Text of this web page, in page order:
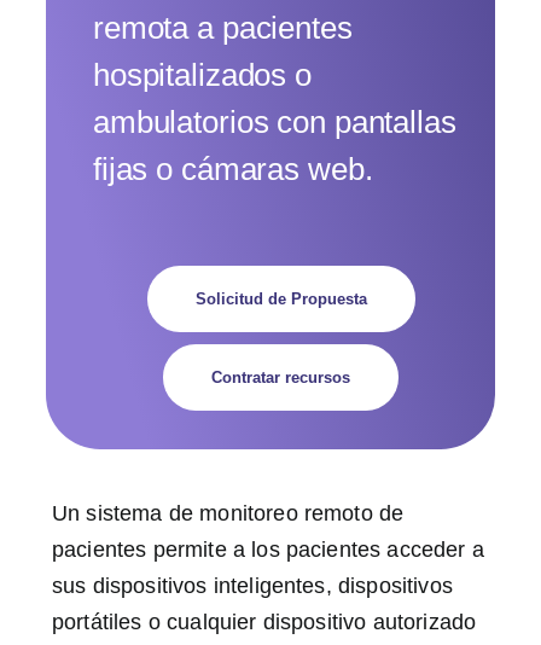
remota a pacientes
hospitalizados o
ambulatorios con pantallas
fijas o cámaras web.
Solicitud de Propuesta
Contratar recursos
Un sistema de monitoreo remoto de
pacientes permite a los pacientes acceder a
sus dispositivos inteligentes, dispositivos
portátiles o cualquier dispositivo autorizado